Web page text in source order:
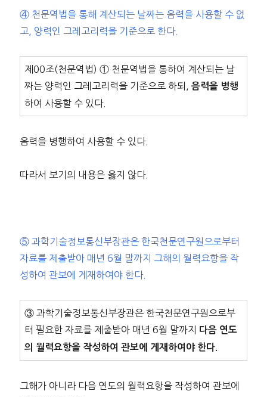
④ 천문역법을 통해 계산되는 날짜는 음력을 사용할 수 없
고, 양력인 그레고리력을 기준으로 한다.
제00조(천문역법) ① 천문역법을 통하여 계산되는 날
짜는 양력인 그레고리력을 기준으로 하되,
음력을 병행
하여 사용할 수 있다.
음력을 병행하여 사용할 수 있다.
따라서 보기의 내용은 옳지 않다.
⑤ 과학기술정보통신부장관은 한국천문연구원으로부터
자료를 제출받아 매년 6월 말까지 그해의 월력요항을 작
성하여 관보에 게재하여야 한다.
③ 과학기술정보통신부장관은 한국천문연구원으로부
터 필요한 자료를 제출받아 매년 6월 말까지
다음 연도
의 월력요항을 작성하여 관보에 게재하여야 한다.
그해가 아니라 다음 연도의 월력요항을 작성하여 관보에